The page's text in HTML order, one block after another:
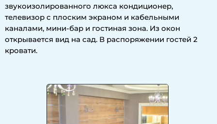
звукоизолированного люкса кондиционер,
телевизор с плоским экраном и кабельными
каналами, мини-бар и гостиная зона. Из окон
открывается вид на сад. В распоряжении гостей 2
кровати.